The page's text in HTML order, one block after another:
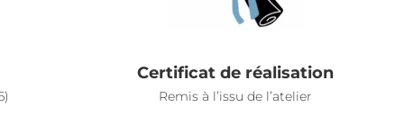
Certificat de réalisation
Remis à l’issu de l’atelier